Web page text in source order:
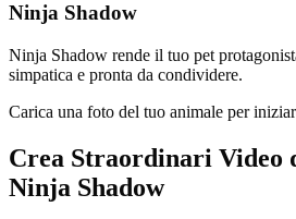
Ninja Shadow
Ninja Shadow rende il tuo pet
simpatica e pronta da condividere.
Carica una foto del tuo animale per
Crea Straordinari Video
Ninja Shadow